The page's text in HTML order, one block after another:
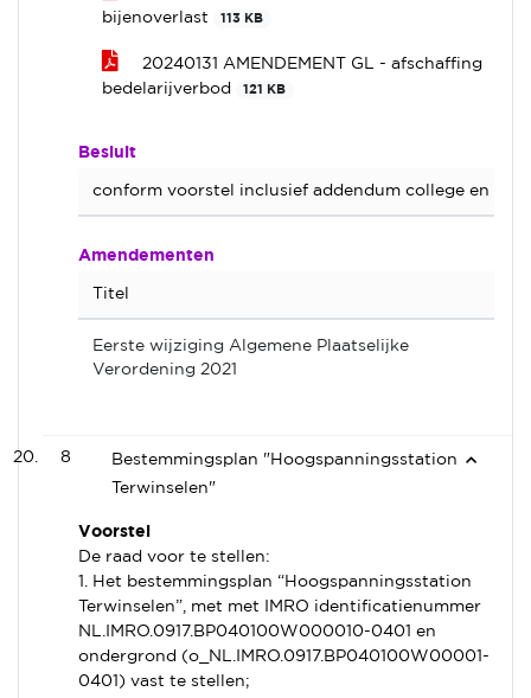
bijenoverlast
113 KB
20240131 AMENDEMENT GL - afschaffing
bedelarijverbod
121 KB
Besluit
conform voorstel inclusief addendum college en
Amendementen
Titel
Eerste wijziging Algemene Plaatselijke
Verordening 2021
8
Bestemmingsplan "Hoogspanningsstation
Terwinselen"
Voorstel
De raad voor te stellen:
1. Het bestemmingsplan “Hoogspanningsstation
Terwinselen”, met met IMRO identificatienummer
NL.IMRO.0917.BP040100W000010-0401 en
ondergrond (o_NL.IMRO.0917.BP040100W00001-
0401) vast te stellen;